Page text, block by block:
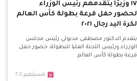
١٧ وزيرًا يتقدمهم رئيس الوزراء
لحضور حفل قرعة بطولة كأس العالم
لكرة اليد رجال ٢٠٢١
يتقدم الدكتور مصطفى مدبولي رئيس مجلس
الوزراء ورئيس اللجنة العليا للبطولة، حضور حفل
قرعة بطولة كأس العالم
٥سبتمبر٢٠٢٠